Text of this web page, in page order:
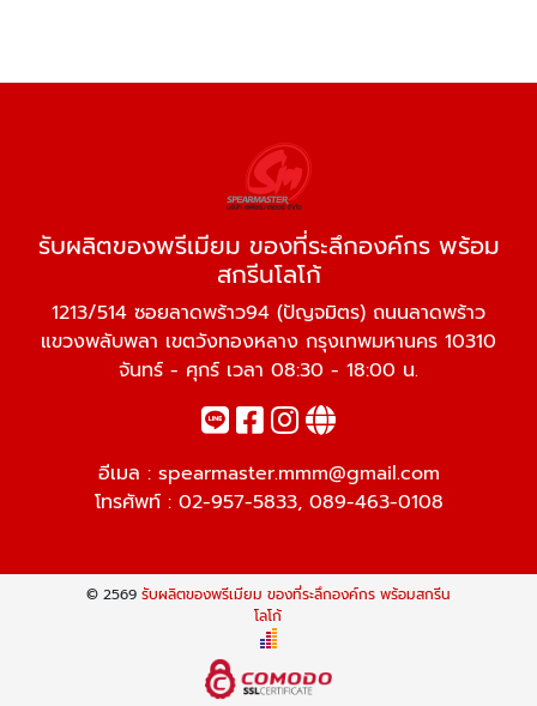
รับผลิตของพรีเมียม ของที่ระลึกองค์กร พร้อม
สกรีนโลโก้
1213/514 ซอยลาดพร้าว94 (ปัญจมิตร) ถนนลาดพร้าว
แขวงพลับพลา เขตวังทองหลาง กรุงเทพมหานคร 10310
จันทร์ - ศุกร์ เวลา 08:30 - 18:00 น.
อีเมล : spearmaster.mmm@gmail.com
โทรศัพท์ : 02-957-5833, 089-463-0108
© 2569 รับผลิตของพรีเมียม ของที่ระลึกองค์กร พร้อมสกรีน
โลโก้